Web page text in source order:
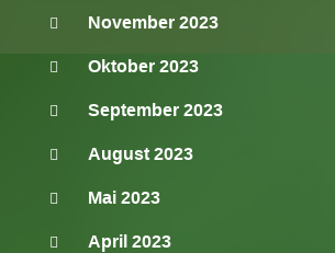
November 2023
Oktober 2023
September 2023
August 2023
Mai 2023
April 2023